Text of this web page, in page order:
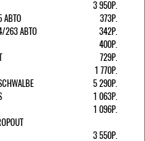
3 950Р.
АВТО
373Р.
263 АВТО
342Р.
400Р.
729Р.
1 770Р.
5 290Р.
1 063Р.
1 096Р.
3 550Р.